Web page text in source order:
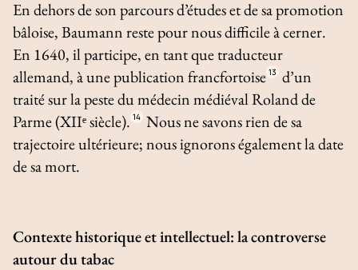
En dehors de son parcours d’études et de sa promotion
bâloise, Baumann reste pour nous difficile à cerner.
En 1640, il participe, en tant que traducteur
allemand, à une publication francfortoise 13 d’un
traité sur la peste du médecin médiéval Roland de
Parme (XIIᵉ siècle). 14 Nous ne savons rien de sa
trajectoire ultérieure; nous ignorons également la date
de sa mort.
Contexte historique et intellectuel: la controverse
autour du tabac